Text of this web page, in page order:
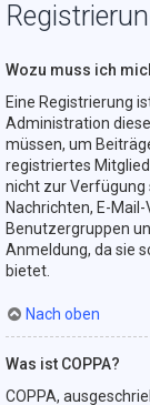
Wozu muss ich
Eine Registrierung
Administration
müssen, um
registriertes
nicht zur Verfügung
Nachrichten, E-
Benutzergruppen
Anmeldung, da sie
bietet.
Nach oben
Was ist COPPA?
COPPA,